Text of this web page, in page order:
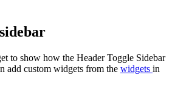
to show how the Header Toggle Sidebar
add custom widgets from the widgets in